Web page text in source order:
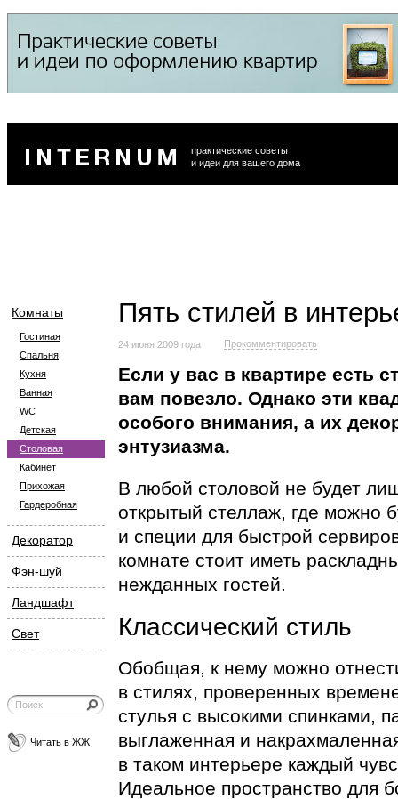
практические советы
и идеи для вашего дома
Комнаты
Гостиная
Спальня
Кухня
Ванная
WC
Детская
Столовая
Кабинет
Прихожая
Гардеробная
Декоратор
Фэн-шуй
Ландшафт
Свет
Читать в ЖЖ
Пять стилей в
24 июня 2009 года Прокомментировать
Если у вас в квартире есть
вам повезло. Однако эти
особого внимания, а их
энтузиазма.
В любой столовой не будет
открытый стеллаж, где можно
и специи для быстрой
комнате стоит иметь
нежданных гостей.
Классический стиль
Обобщая, к нему можно
в стилях, проверенных
стулья с высокими спинками,
выглаженная и
в таком интерьере каждый
Идеальное пространство для